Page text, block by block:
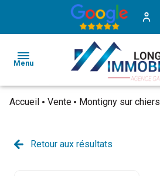
Menu
VENTE
vente
location
Accueil Vente Montigny sur chiers
Retour aux résultats